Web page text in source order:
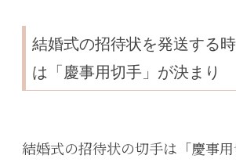
結婚式の招待状を発送する
は「慶事用切手」が決まり
結婚式の招待状の切手は「慶事